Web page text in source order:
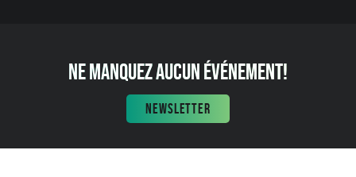
NE MANQUEZ AUCUN ÉVÉNEMENT!
NEWSLETTER